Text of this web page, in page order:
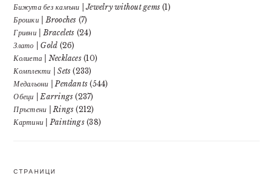
Бижута без камъни | Jewelry without gems (1)
Брошки | Brooches (7)
Гривни | Bracelets (24)
Злато | Gold (26)
Колиета | Necklaces(10)
Комплекти | Sets (233)
Медальони | Pendants (544)
Обеци | Earrings (237)
Пръстени | Rings (212)
Картини | Paintings(38)
СТРАНИЦИ